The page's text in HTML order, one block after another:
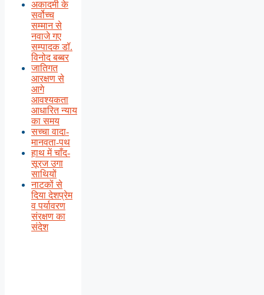
अकादमी के
सर्वोच्च
सम्मान से
नवाजे गए
सम्पादक डॉ.
विनोद बब्बर
जातिगत
आरक्षण से
आगे
आवश्यकता
आधारित न्याय
का समय
सच्चा वादा-
मानवता-पथ
हाथ में चाँद-
सूरज उगा
साथियों
नाटकों से
दिया देशप्रेम
व पर्यावरण
संरक्षण का
संदेश